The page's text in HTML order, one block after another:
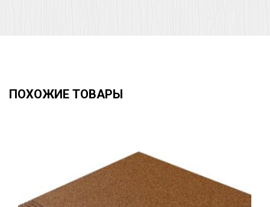
ПОХОЖИЕ ТОВАРЫ